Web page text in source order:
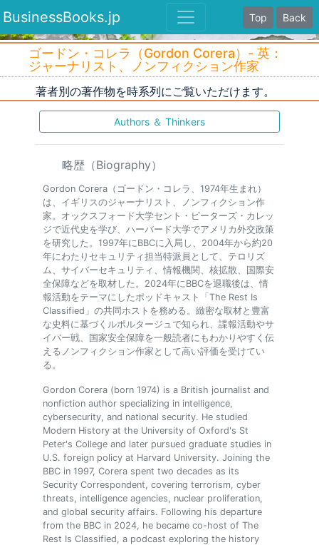
BusinessBooks.jp Top Back
ゴードン・コレラ（Gordon Corera）- 英：
ジャーナリスト、ノンフィクション作家
著者別の著作物を時系列にご覧いただけます。
Authors ＆ Thinkers
略歴（Biography）
Gordon Corera（ゴードン・コレラ、1974年生まれ）
は、イギリスのジャーナリスト、ノンフィクション作
家。オックスフォード大学セント・ピーターズ・カレッ
ジで近代史を学び、ハーバード大学でアメリカ外交政策
を研究した。1997年にBBCに入局し、2004年から約20
年にわたりセキュリティ担当特派員として、テロリズ
ム、サイバーセキュリティ、情報機関、核拡散、国際安
全保障などを取材した。2024年にBBCを退職後は、情
報活動をテーマにしたポッドキャスト「The Rest Is
Classified」の共同ホストを務める。緻密な取材と豊富
な史料に基づくルポルタージュで知られ、諜報活動やサ
イバー戦、国家安全保障を一般読者にもわかりやすく伝
えるノンフィクション作家として高い評価を受けてい
る。
Gordon Corera (born 1974) is a British journalist and
nonfiction author specializing in intelligence,
cybersecurity, and national security. He studied
Modern History at the University of Oxford's St
Peter's College and later pursued graduate studies in
U.S. foreign policy at Harvard University. Joining the
BBC in 1997, Corera spent two decades as its
Security Correspondent, covering terrorism, cyber
threats, intelligence agencies, nuclear proliferation,
and global security affairs. Following his departure
from the BBC in 2024, he became co-host of The
Rest Is Classified, a podcast exploring the history